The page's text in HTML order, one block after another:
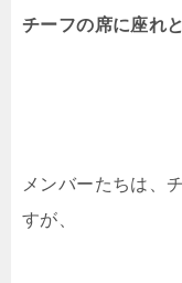
チーフの席に座れ
メンバーたちは、
すが、